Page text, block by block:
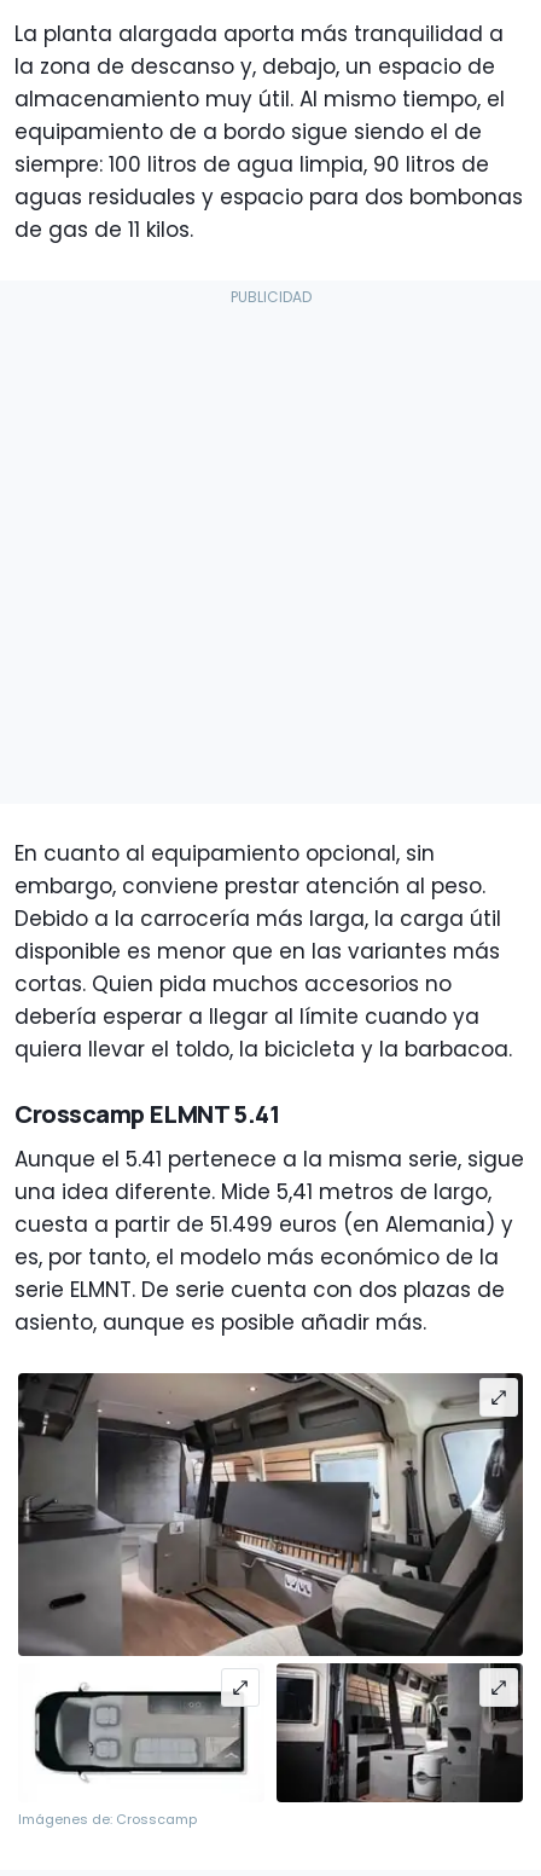
La planta alargada aporta más tranquilidad a
la zona de descanso y, debajo, un espacio de
almacenamiento muy útil. Al mismo tiempo, el
equipamiento de a bordo sigue siendo el de
siempre: 100 litros de agua limpia, 90 litros de
aguas residuales y espacio para dos bombonas
de gas de 11 kilos.
En cuanto al equipamiento opcional, sin
embargo, conviene prestar atención al peso.
Debido a la carrocería más larga, la carga útil
disponible es menor que en las variantes más
cortas. Quien pida muchos accesorios no
debería esperar a llegar al límite cuando ya
quiera llevar el toldo, la bicicleta y la barbacoa.
Crosscamp ELMNT 5.41
Aunque el 5.41 pertenece a la misma serie, sigue
una idea diferente. Mide 5,41 metros de largo,
cuesta a partir de 51.499 euros (en Alemania) y
es, por tanto, el modelo más económico de la
serie ELMNT. De serie cuenta con dos plazas de
asiento, aunque es posible añadir más.
Imágenes de: Crosscamp